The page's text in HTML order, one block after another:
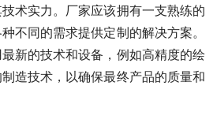
术实力。厂家应该拥有一支熟练的
不同的需求提供定制的解决方案。
新的技术和设备，例如高精度的绘
造技术，以确保最终产品的质量和